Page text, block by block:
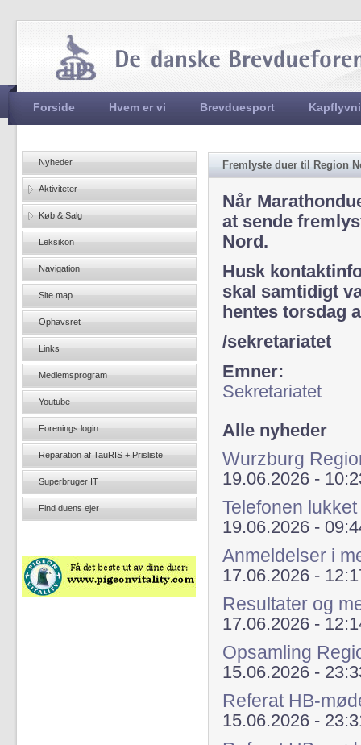
Hovedmenu
Forside Hvem er vi Brevduesport
Fremlyste duer til Region
Når
at sende
Nord.
Husk
skal samtidigt
hentes torsdag
/sekretariatet
Emner:
Sekretariatet
Alle nyheder
Wurzburg
19.06.2026 -
Telefonen
19.06.2026 -
Anmeldelser i
17.06.2026 -
Resultater og
17.06.2026 -
Opsamling
15.06.2026 -
Referat HB-
15.06.2026 -
Nyheder
Aktiviteter
Køb & Salg
Leksikon
Navigation
Site map
Ophavsret
Links
Medlemsprogram
Youtube
Forenings login
Reparation af TauRIS + Prisliste
Superbruger IT
Find duens ejer